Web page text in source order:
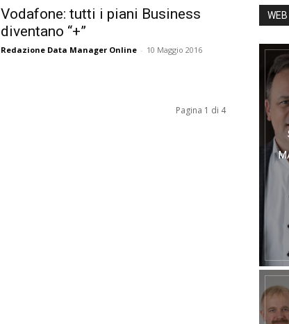
Vodafone: tutti i piani Business
diventano “+”
Redazione Data Manager Online - 10 Maggio 2016
Pagina 1 di 4